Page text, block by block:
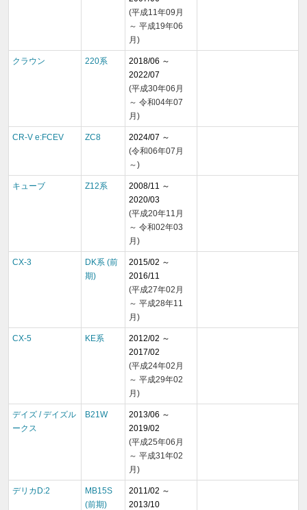
(平成11年09月
～ 平成19年06
月)
クラウン 220系
2018/06 ～
2022/07
(平成30年06月
～ 令和04年07
月)
CR-V e:FCEV ZC8
2024/07 ～
(令和06年07月
～)
キューブ Z12系
2008/11 ～
2020/03
(平成20年11月
～ 令和02年03
月)
CX-3
DK系 (前
期)
2015/02 ～
2016/11
(平成27年02月
～ 平成28年11
月)
CX-5 KE系
2012/02 ～
2017/02
(平成24年02月
～ 平成29年02
月)
デイズ / デイズル
ークス
B21W
2013/06 ～
2019/02
(平成25年06月
～ 平成31年02
月)
デリカD:2
MB15S
(前期)
2011/02 ～
2013/10